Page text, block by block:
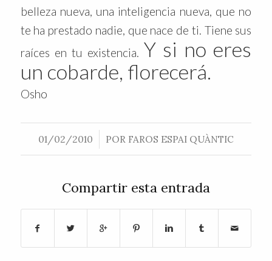
belleza nueva, una inteligencia nueva, que no
te ha prestado nadie, que nace de ti. Tiene sus
raíces en tu existencia. Y si no eres
un cobarde, florecerá.
Osho
01/02/2010
/ POR FAROS ESPAI QUÀNTIC
Compartir esta entrada